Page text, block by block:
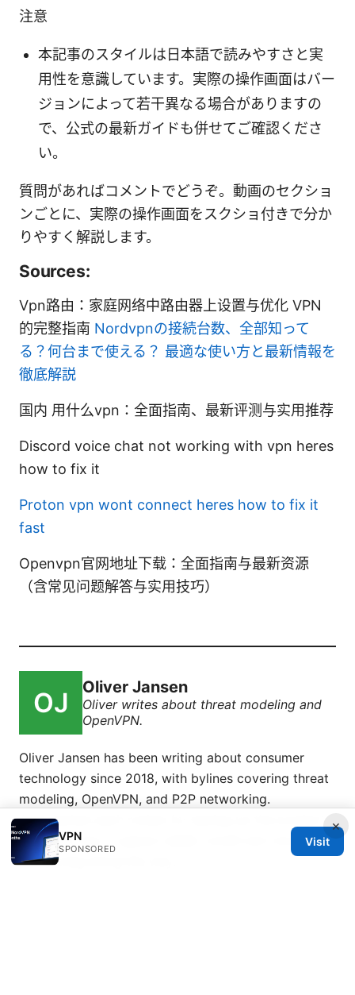
注意
本記事のスタイルは日本語で読みやすさと実
用性を意識しています。実際の操作画面はバー
ジョンによって若干異なる場合がありますの
で、公式の最新ガイドも併せてご確認くださ
い。
質問があればコメントでどうぞ。動画のセクショ
ンごとに、実際の操作画面をスクショ付きで分か
りやすく解説します。
Sources:
Vpn路由：家庭网络中路由器上设置与优化 VPN
的完整指南 Nordvpnの接続台数、全部知って
る？何台まで使える？ 最適な使い方と最新情報を
徹底解説
国内 用什么vpn：全面指南、最新评测与实用推荐
Discord voice chat not working with vpn heres
how to fix it
Proton vpn wont connect heres how to fix it
fast
Openvpn官网地址下载：全面指南与最新资源
（含常见问题解答与实用技巧）
Oliver Jansen
Oliver writes about threat modeling and
OpenVPN.
Oliver Jansen has been writing about consumer
technology since 2018, with bylines covering threat
modeling, OpenVPN, and P2P networking.
Approaches each review by setting up the product
the same way a typical reader would and recording
every snag along the way.
×
VPN
SPONSORED
Visit